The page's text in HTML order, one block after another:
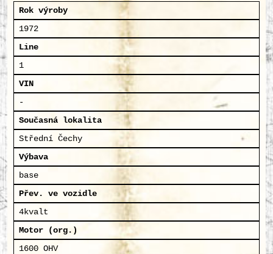
Rok výroby
1972
Line
1
VIN
-
Současná lokalita
Střední Čechy
Výbava
base
Přev. ve vozidle
4kvalt
Motor (org.)
1600 OHV